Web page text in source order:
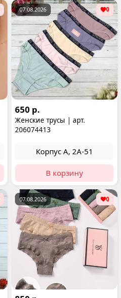
07.08.2026 0
650 р.
Женские трусы | арт.
206074413
Корпус А, 2А-51
В корзину
07.08.2026 0